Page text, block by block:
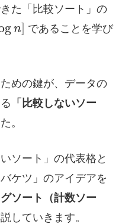
た「比較ソート」の
logn ]
であることを学び
めの鍵が、データの
「比較しないソー
。
ソート」の代表格と
ケツ」のアイデアを
ソート（計数ソー
していきます。